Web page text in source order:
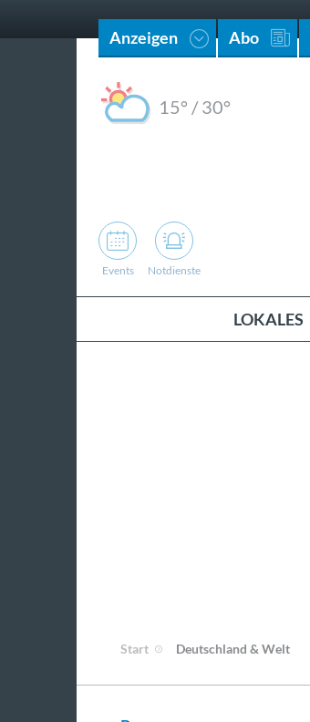
Anzeigen Abo
15° /30°
Events Notdienste
LOKALES
Start Deutschland & Welt